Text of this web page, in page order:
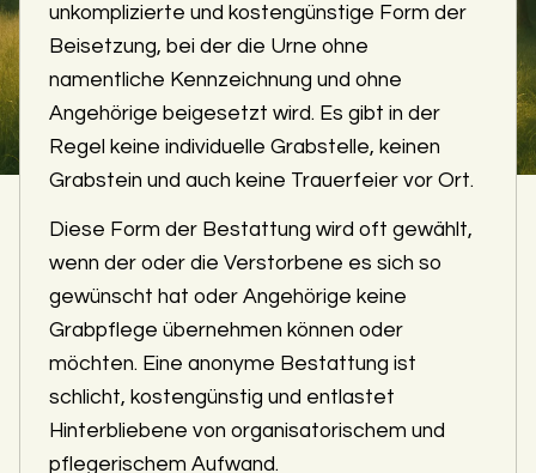
unkomplizierte und kostengünstige Form der
Beisetzung, bei der die Urne ohne
namentliche Kennzeichnung und ohne
Angehörige beigesetzt wird. Es gibt in der
Regel keine individuelle Grabstelle, keinen
Grabstein und auch keine Trauerfeier vor Ort.
Diese Form der Bestattung wird oft gewählt,
wenn der oder die Verstorbene es sich so
gewünscht hat oder Angehörige keine
Grabpflege übernehmen können oder
möchten. Eine anonyme Bestattung ist
schlicht, kostengünstig und entlastet
Hinterbliebene von organisatorischem und
pflegerischem Aufwand.